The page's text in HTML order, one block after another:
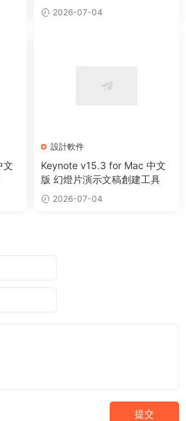
2026-07-04
文
設計軟件
Keynote v15.3 for Mac 中文
版 幻燈片演示文稿創建工具
2026-07-04
提交